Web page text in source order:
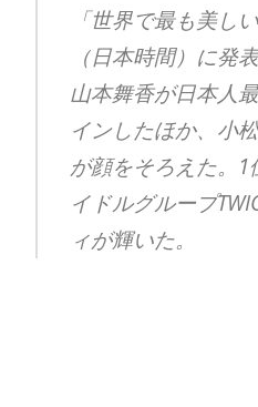
「世界で最も美し
（日本時間）に発
山本舞香が日本人
インしたほか、小
が顔をそろえた。
イドルグループ
ィが輝いた。